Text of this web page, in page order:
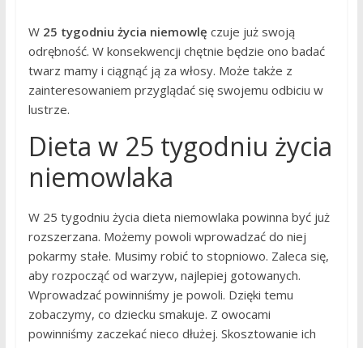
W25 tygodniu życia niemowlę czuje już swoją
odrębność. W konsekwencji chętnie będzie ono badać
twarz mamy i ciągnąć ją za włosy. Może także z
zainteresowaniem przyglądać się swojemu odbiciu w
lustrze.
Dieta w 25 tygodniu życia
niemowlaka
W 25 tygodniu życia dieta niemowlaka powinna być już
rozszerzana. Możemy powoli wprowadzać do niej
pokarmy stałe. Musimy robić to stopniowo. Zaleca się,
aby rozpocząć od warzyw, najlepiej gotowanych.
Wprowadzać powinniśmy je powoli. Dzięki temu
zobaczymy, co dziecku smakuje. Z owocami
powinniśmy zaczekać nieco dłużej. Skosztowanie ich